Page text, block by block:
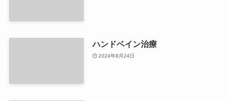
ハンドベイン治療
2024年8月24日